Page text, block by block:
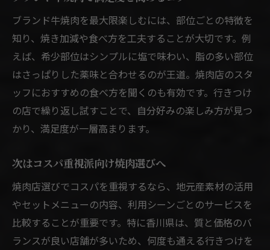
ブランド牛焼肉を最大限楽しむには、部位ごとの特徴を
知り、焼き加減や食べ方を工夫することが大切です。例
えば、希少部位はシンプルに塩で味わい、脂の多い部位
はさっぱりした薬味と合わせるのが王道。焼肉店のスタ
ッフにおすすめの食べ方を聞くのも有効です。行きつけ
の店で繰り返し試すことで、自分好みの楽しみ方が見つ
かり、満足度が一層高まります。
次はコスパ重視派向け焼肉選びへ
焼肉店選びでコスパを重視するなら、地元産素材の活用
やセットメニューの内容、利用シーンごとのサービスを
比較することが重要です。特に香川県は、質と価格のバ
ランスが良い店舗が多いため、何度も通える行きつけを